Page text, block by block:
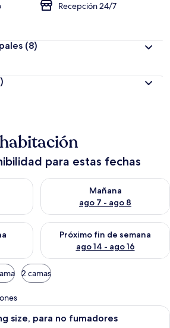
Recepción 24/7
(8)
para estas fechas
para hoy ago 6 - ago 7
Mañana
ago 7 - ago 8
Consulta la disponibilidad
para este fin de semana ago 7 -
Próximo fin de semana
ago 14 - ago 16
Consulta la disponibilidad
2 camas
Una habitación de hotel moderna
size, para no fumadores